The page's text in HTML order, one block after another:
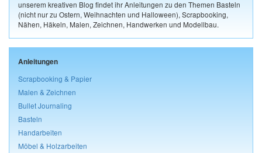
unserem kreativen Blog findet ihr Anleitungen zu den Themen Basteln
(nicht nur zu Ostern, Weihnachten und Halloween), Scrapbooking,
Nähen, Häkeln, Malen, Zeichnen, Handwerken und Modellbau.
Anleitungen
Scrapbooking & Papier
Malen & Zeichnen
Bullet Journaling
Basteln
Handarbeiten
Möbel & Holzarbeiten